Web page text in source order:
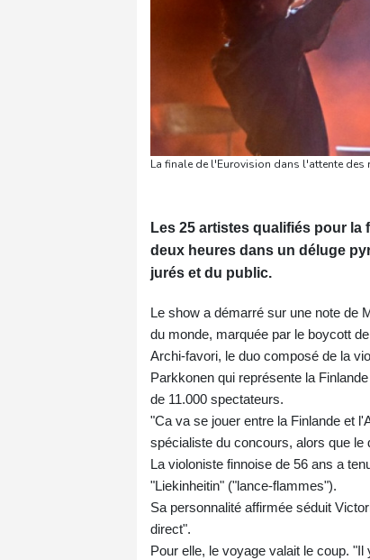
La finale de l'Eurovision dans l'attente
Les 25 artistes qualifiés pour
deux heures dans un déluge
jurés et du public.
Le show a démarré sur une note de
du monde, marquée par le boycott
Archi-favori, le duo composé de la
Parkkonen qui représente la
de 11.000 spectateurs.
"Ca va se jouer entre la Finlande et
spécialiste du concours, alors que
La violoniste finnoise de 56 ans a
"Liekinheitin" ("lance-flammes").
Sa personnalité affirmée séduit
direct".
Pour elle, le voyage valait le coup. "Il